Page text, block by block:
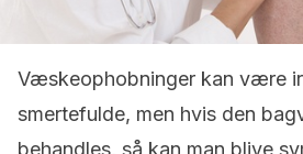
Væskeophobninger kan være
smertefulde, men hvis den
behandles, så kan man blive